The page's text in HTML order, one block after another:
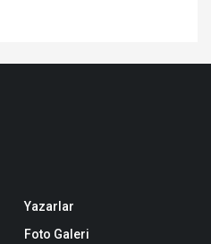
Yazarlar
Foto Galeri